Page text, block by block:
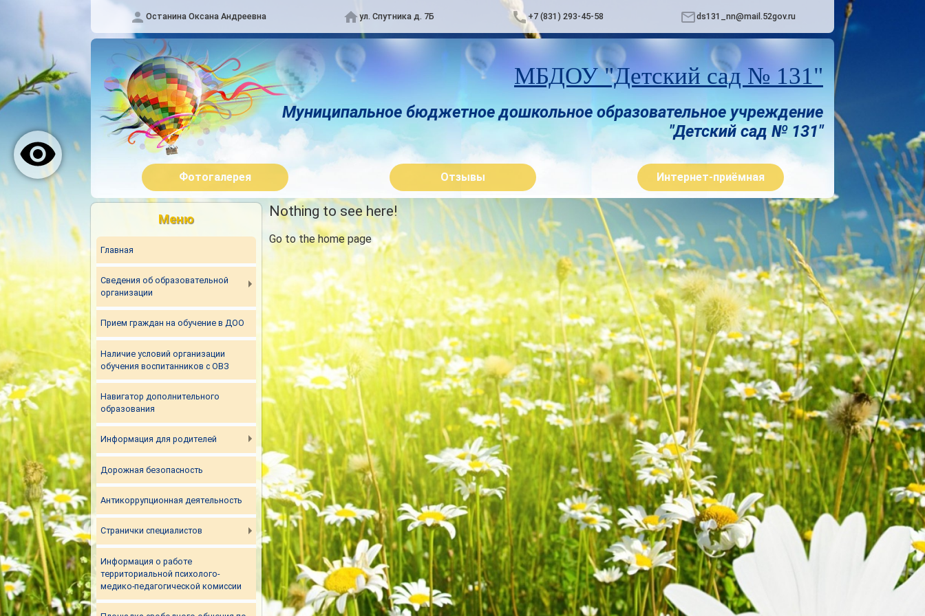
Останина Оксана Андреевна ул. Спутника д. 7Б +7 (831) 293-45-58 ds131_nn@mail.52gov.ru
МБДОУ "Детский сад № 131"
Муниципальное бюджетное дошкольное образовательное учреждение
"Детский сад № 131"
Фотогалерея Отзывы Интернет-приёмная
Меню
Главная
Сведения об образовательной
организации
Прием граждан на обучение в ДОО
Наличие условий организации
обучения воспитанников с ОВЗ
Навигатор дополнительного
образования
Информация для родителей
Дорожная безопасность
Антикоррупционная деятельность
Странички специалистов
Информация о работе
территориальной психолого-
медико-педагогической комиссии
Nothing to see here!
Go to the home page